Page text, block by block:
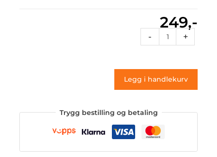
249,-
-
42a
antall
+
Legg i handlekurv
Trygg bestilling og betaling